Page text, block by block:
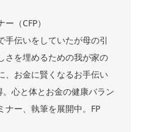
（CFP）
手伝いをしていたが母の引
さを埋めるための我が家の
、お金に賢くなるお手伝い
。心と体とお金の健康バラン
ナー、執筆を展開中。FP